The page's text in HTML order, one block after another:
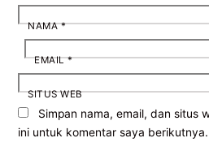
NAMA*
EMAIL*
SITUS WEB
Simpan nama, email, dan situs
ini untuk komentar saya berikutnya.